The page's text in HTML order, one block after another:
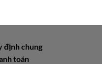
định chung
toán